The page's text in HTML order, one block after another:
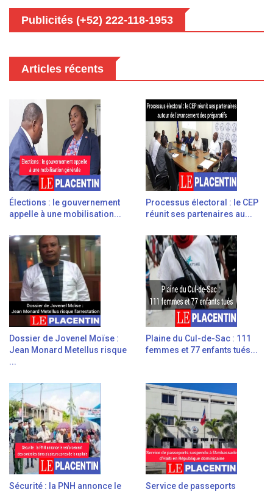
Publicités (+52) 222-118-1953
Articles récents
Élections : le gouvernement
appelle à une mobilisation...
Processus électoral : le CEP
réunit ses partenaires au...
Dossier de Jovenel Moïse :
Jean Monard Metellus risque
...
Plaine du Cul-de-Sac : 111
femmes et 77 enfants tués...
Sécurité : la PNH annonce le
Service de passeports